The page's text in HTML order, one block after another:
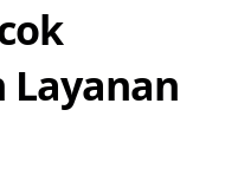
Layanan